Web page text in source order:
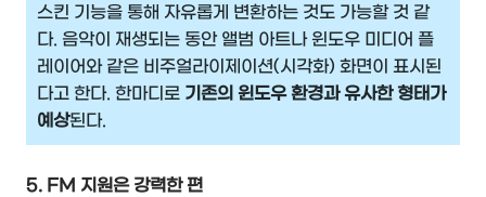
스킨 기능을 통해 자유롭게 변환하는 것도 가능할 것 같
다. 음악이 재생되는 동안 앨범 아트나 윈도우 미디어 플
레이어와 같은 비주얼라이제이션(시각화) 화면이 표시된
다고 한다. 한마디로 기존의 윈도우 환경과 유사한 형태가
예상된다.
5. FM 지원은 강력한 편